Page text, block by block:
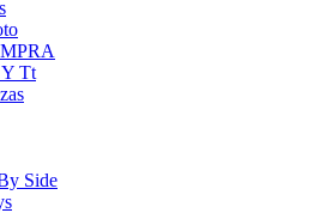
Y Tt
Side